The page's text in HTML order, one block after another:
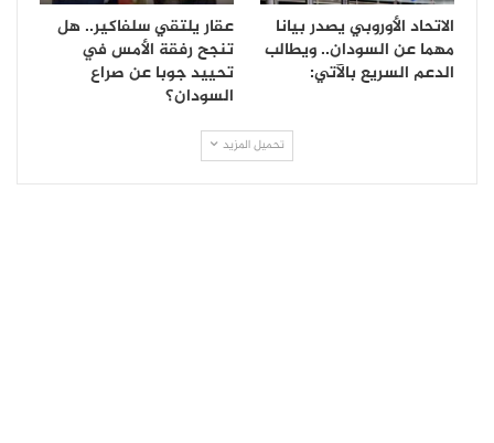
الاتحاد الأوروبي يصدر بيانا
مهما عن السودان.. ويطالب
الدعم السريع بالآتي:
عقار يلتقي سلفاكير.. هل
تنجح رفقة الأمس في
تحييد جوبا عن صراع
السودان؟
تحميل المزيد